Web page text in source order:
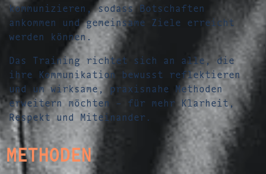
kommunizieren, sodass Botschaften
ankommen und gemeinsame Ziele erreicht
werden können.
Das Training richtet sich an alle, die
ihre Kommunikation bewusst reflektieren
und um wirksame, praxisnahe Methoden
erweitern möchten – für mehr Klarheit,
Respekt und Miteinander.
METHODEN